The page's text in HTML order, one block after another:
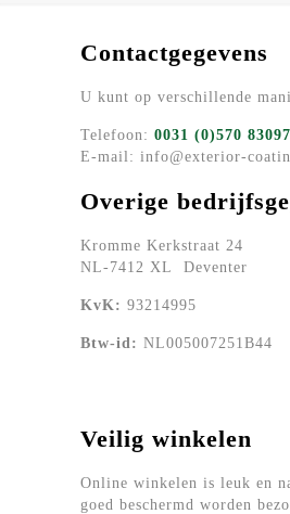
Contactgegevens
U kunt op verschillende
Telefoon: 0031 (0)570
E-mail: info@exterior-
Overige
Kromme Kerkstraat 24
NL-7412 XL Deventer
KvK: 93214995
Btw-id: NL005007251B44
Veilig winkelen
Online winkelen is leuk en
goed beschermd worden